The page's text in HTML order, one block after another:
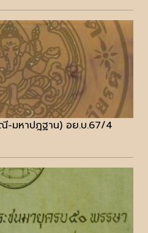
มหาปฎฐาน) อย.บ.67/4